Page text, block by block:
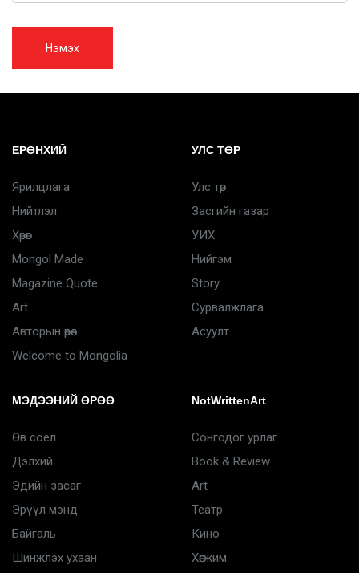
Нэмэх
ЕРӨНХИЙ
Ярилцлага
Нийтлэл
Хөрөг
Mongol Made
Magazine Quote
Art
Авторын өрөө
Welcome to Mongolia
УЛС ТӨР
Улс төр
Засгийн газар
УИХ
Нийгэм
Story
Сурвалжлага
Асуулт
МЭДЭЭНИЙ ӨРӨӨ
Өв соёл
Дэлхий
Эдийн засаг
Эрүүл мэнд
Байгаль
Шинжлэх ухаан
NotWrittenArt
Сонгодог урлаг
Book & Review
Art
Театр
Кино
Хөгжим